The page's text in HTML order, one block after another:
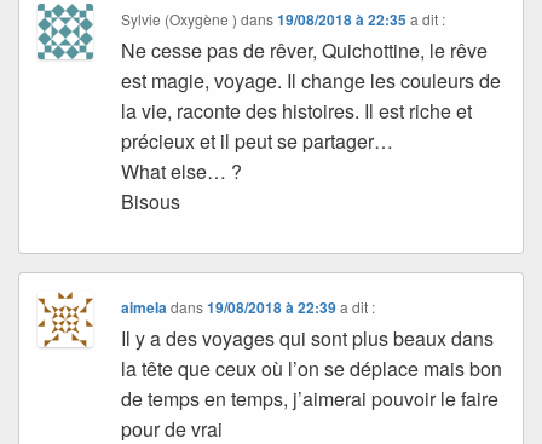
Sylvie (Oxygène ) dans19/08/2018 à 22:35 a dit :
Ne cesse pas de rêver, Quichottine, le rêve
est magie, voyage. Il change les couleurs de
la vie, raconte des histoires. Il est riche et
précieux et il peut se partager…
What else… ?
Bisous
aimeladans19/08/2018 à 22:39 a dit :
Il y a des voyages qui sont plus beaux dans
la tête que ceux où l’on se déplace mais bon
de temps en temps, j’aimerai pouvoir le faire
pour de vrai